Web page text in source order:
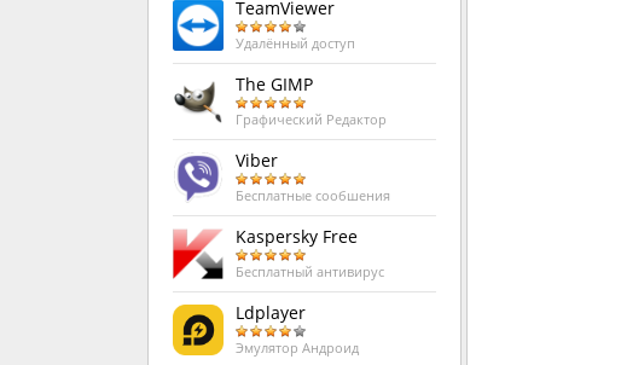
TeamViewer
Удалённый доступ
The GIMP
Графический Редактор
Viber
Бесплатные сообшения
Kaspersky Free
Бесплатный антивирус
Ldplayer
Эмулятор Андроид